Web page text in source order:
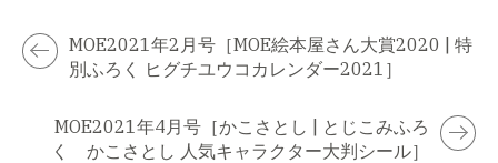
MOE2021年2月号［MOE絵本屋さん大賞2020 | 特
別ふろく ヒグチユウコカレンダー2021］
MOE2021年4月号［かこさとし | とじこみふろ
く かこさとし 人気キャラクター大判シール］